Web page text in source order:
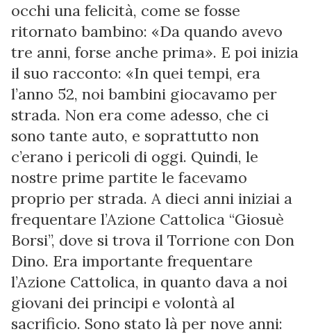
occhi una felicità, come se fosse
ritornato bambino: «Da quando avevo
tre anni, forse anche prima». E poi inizia
il suo racconto: «In quei tempi, era
l’anno 52, noi bambini giocavamo per
strada. Non era come adesso, che ci
sono tante auto, e soprattutto non
c’erano i pericoli di oggi. Quindi, le
nostre prime partite le facevamo
proprio per strada. A dieci anni iniziai a
frequentare l’Azione Cattolica “Giosuè
Borsi”, dove si trova il Torrione con Don
Dino. Era importante frequentare
l’Azione Cattolica, in quanto dava a noi
giovani dei principi e volontà al
sacrificio. Sono stato là per nove anni: